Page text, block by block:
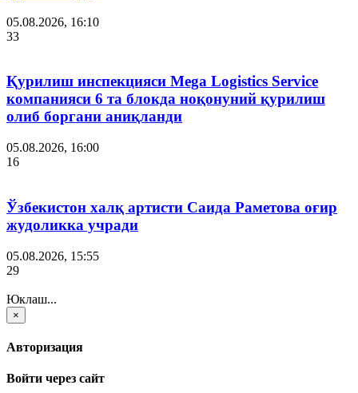
05.08.2026, 16:10
33
Қурилиш инспекцияси Мega Logistics Service
компанияси 6 та блокда ноқонуний қурилиш
олиб боргани аниқланди
05.08.2026, 16:00
16
Ўзбекистон халқ артисти Саида Раметова оғир
жудоликка учради
05.08.2026, 15:55
29
Юклаш...
×
Авторизация
Войти через сайт